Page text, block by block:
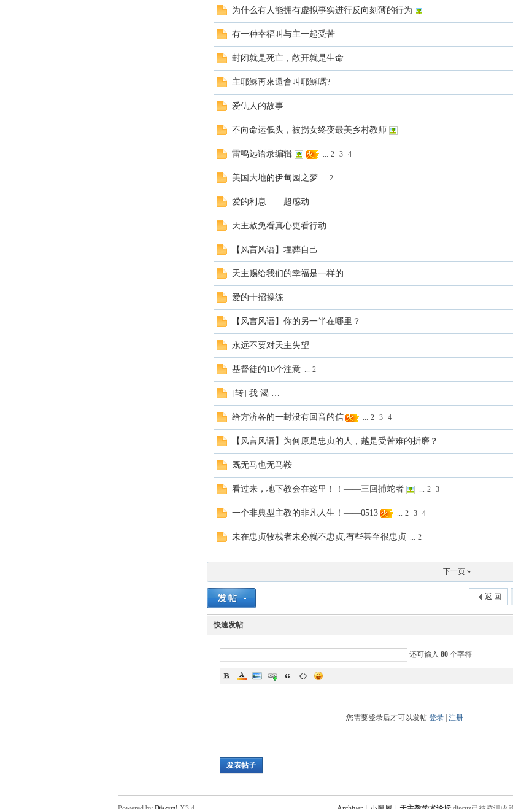
为什么有人能拥有虚拟事实进行反向刻薄的行为
有一种幸福叫与主一起受苦
封闭就是死亡，敞开就是生命
主耶穌再來還會叫耶穌嗎?
爱仇人的故事
不向命运低头，被拐女终变最美乡村教师
雷鸣远语录编辑 ... 2 3 4
美国大地的伊甸园之梦 ... 2
爱的利息……超感动
天主赦免看真心更看行动
【风言风语】埋葬自己
天主赐给我们的幸福是一样的
爱的十招操练
【风言风语】你的另一半在哪里？
永远不要对天主失望
基督徒的10个注意 ... 2
[转] 我 渴 …
给方济各的一封没有回音的信 ... 2 3 4
【风言风语】为何原是忠贞的人，越是受苦难的折磨？
既无马也无马鞍
看过来，地下教会在这里！！——三回捕蛇者 ... 2 3
一个非典型主教的非凡人生！——0513 ... 2 3 4
未在忠贞牧栈者未必就不忠贞,有些甚至很忠贞 ... 2
下一页 »
返 回
快速发帖
还可输入 80 个字符
您需要登录后才可以发帖 登录 注册
发表帖子